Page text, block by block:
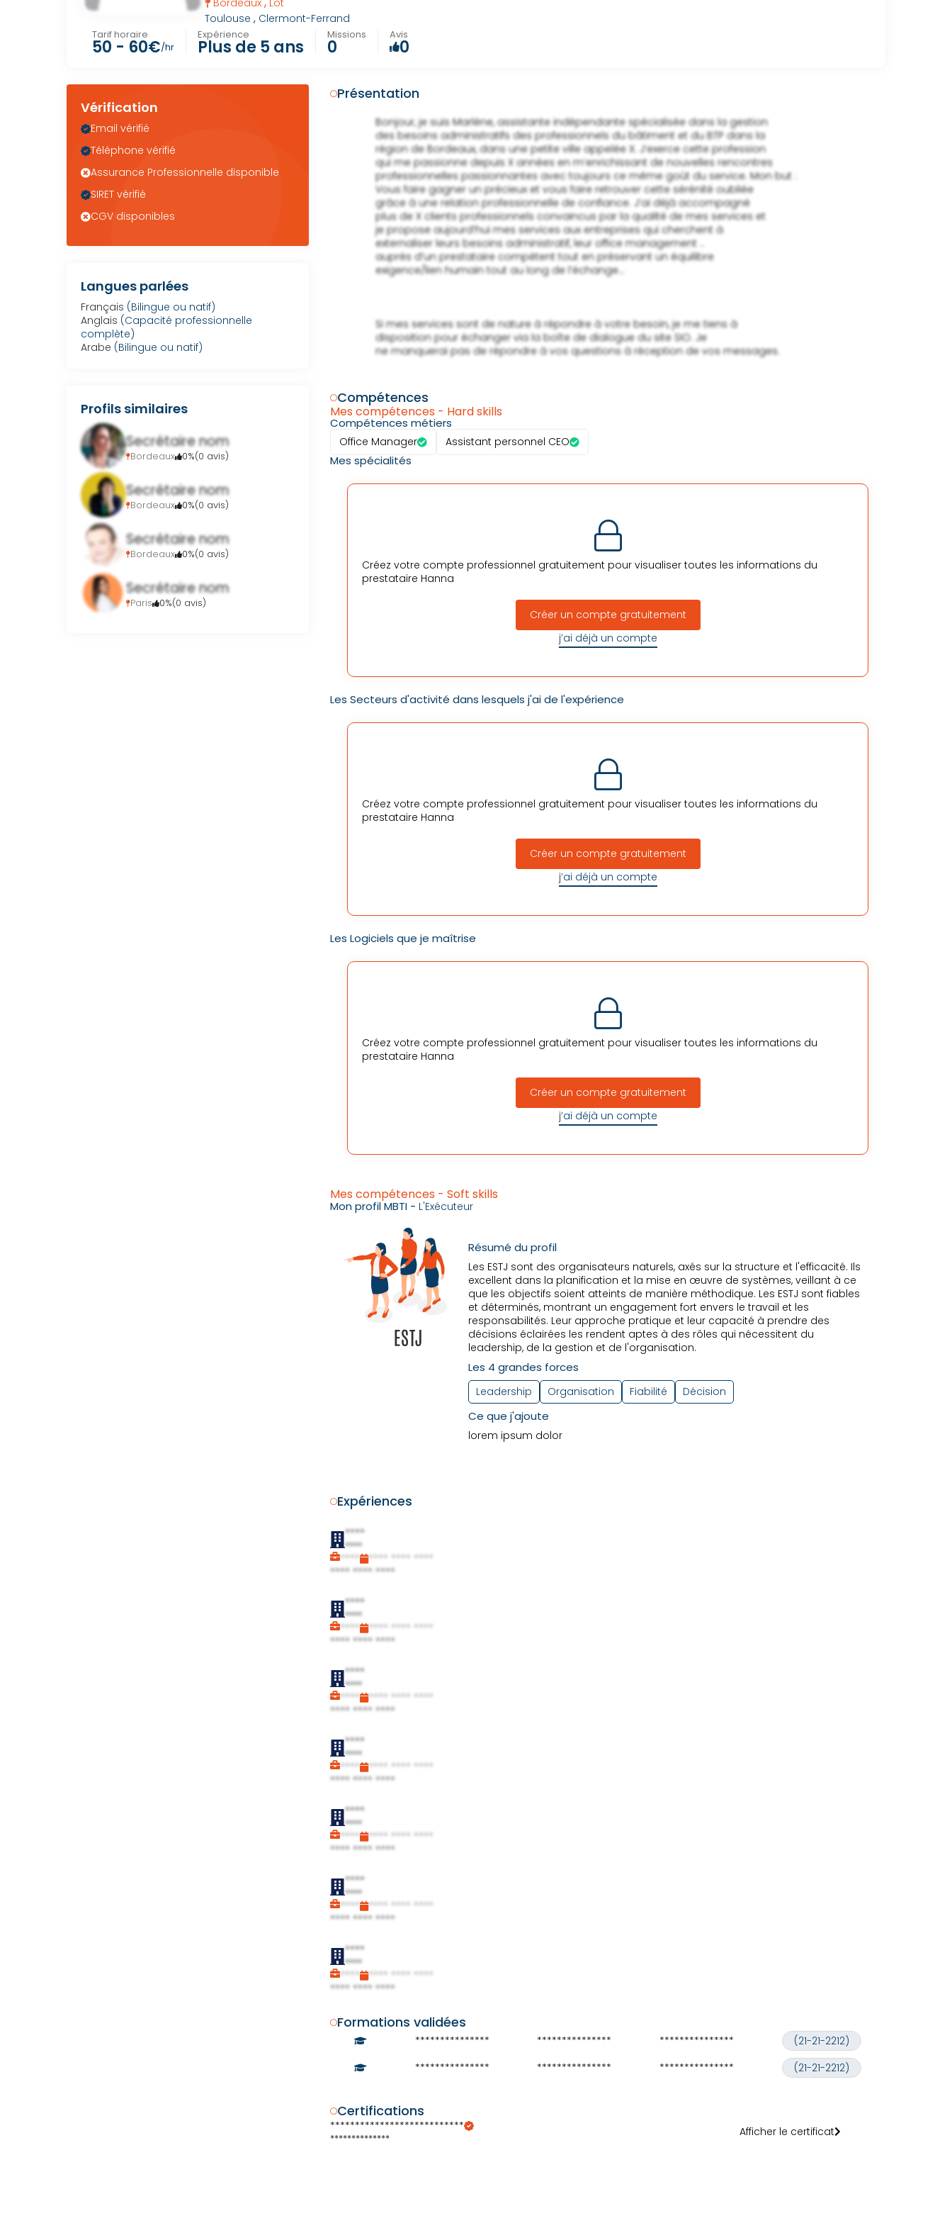
Bordeaux Lot
Toulouse, Clermont-Ferrand
Tarif horaire
50 - 60€/hr
Expérience
Plus de 5 ans
Missions
0
Avis
0
Vérification
Email vérifié
Téléphone vérifié
Assurance Professionnelle disponible
SIRET vérifié
CGV disponibles
Langues parlées
Français (Bilingue ou natif)
Anglais (Capacité professionnelle
complète)
Arabe (Bilingue ou natif)
Profils similaires
Secrétaire nom
Bordeaux 0%(0 avis)
Secrétaire nom
Bordeaux 0%(0 avis)
Secrétaire nom
Bordeaux 0%(0 avis)
Secrétaire nom
Paris 0%(0 avis)
Présentation
                Bonjour, je suis Marlène, assistante indépendante spécialisée dans la gestion
                des besoins administratifs des professionnels du bâtiment et du BTP dans la
                région de Bordeaux, dans une petite ville appelée X. J’exerce cette profession
                qui me passionne depuis X années en m’enrichissant de nouvelles rencontres
                professionnelles passionnantes avec toujours ce même goût du service. Mon but :
                Vous faire gagner un précieux et vous faire retrouver cette sérénité oubliée
                grâce à une relation professionnelle de confiance. J’ai déjà accompagné
                plus de X clients professionnels convaincus par la qualité de mes services et
                je propose aujourd’hui mes services aux entreprises qui cherchent à
                externaliser leurs besoins administratif, leur office management ..
                auprès d’un prestataire compétent tout en préservant un équilibre
                exigence/lien humain tout au long de l’échange...
                Si mes services sont de nature à répondre à votre besoin, je me tiens à
                disposition pour échanger via la boîte de dialogue du site SIO. Je
                ne manquerai pas de répondre à vos questions à réception de vos messages.
Compétences
Mes compétences - Hard skills
Compétences métiers
Office Manager Assistant personnel CEO
Mes spécialités
Créez votre compte professionnel gratuitement pour visualiser toutes les informations du
prestataire Hanna
Créer un compte gratuitement
j’ai déjà un compte
Les Secteurs d'activité dans lesquels j'ai de l'expérience
Créez votre compte professionnel gratuitement pour visualiser toutes les informations du
prestataire Hanna
Créer un compte gratuitement
j’ai déjà un compte
Les Logiciels que je maîtrise
Créez votre compte professionnel gratuitement pour visualiser toutes les informations du
prestataire Hanna
Créer un compte gratuitement
j’ai déjà un compte
Mes compétences - Soft skills
Mon profil MBTI - L'Exécuteur
Résumé du profil
Les ESTJ sont des organisateurs naturels, axés sur la structure et l'efficacité. Ils
excellent dans la planification et la mise en œuvre de systèmes, veillant à ce
que les objectifs soient atteints de manière méthodique. Les ESTJ sont fiables
et déterminés, montrant un engagement fort envers le travail et les
responsabilités. Leur approche pratique et leur capacité à prendre des
décisions éclairées les rendent aptes à des rôles qui nécessitent du
leadership, de la gestion et de l'organisation.
Les 4 grandes forces
Leadership Organisation Fiabilité Décision
Ce que j'ajoute
lorem ipsum dolor
Expériences
****
****
**** **** **** ****
**** **** ****
****
****
**** **** **** ****
**** **** ****
****
****
**** **** **** ****
**** **** ****
****
****
**** **** **** ****
**** **** ****
****
****
**** **** **** ****
**** **** ****
****
****
**** **** **** ****
**** **** ****
****
****
**** **** **** ****
**** **** ****
Formations validées
*************** *************** ***************
(21-21-2212)
***************
*************** *************** (21-21-2212)
Certifications
***************************
************** Afficher le certificat